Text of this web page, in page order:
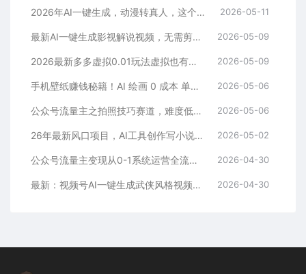
2026年AI一键生成，动漫转真人，这个月靠这个AI赚了2W+ 2026-05-11
最新AI一键生成影视解说视频，无需剪辑3分钟1条，条条爆款，多平台变现日入2000+ 2026-05-09
2026最新多多虚拟0.01玩法虚拟也有新门路轻松日入2500! 2026-05-09
手机壁纸赚钱秘籍！AI 绘画 0 成本 单店狂销 3.8 万单 2026-05-06
公众号流量主之拍照技巧赛道，难度低+流量大，起号第一篇就爆了10w阅读！ 2026-05-06
26年最新风口项目，AI工具创作写小说，轻松实现日入1000+ 2026-05-02
公众号流量主变现从0-1系统运营全流程讲解！ 2026-04-30
最新：视频号AI一键生成武侠风格视频，狂撸视频号分成收益，学完轻松日入1000+ 2026-04-30